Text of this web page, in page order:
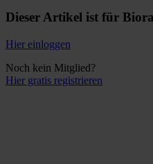
Dieser Artikel ist für
Hier einloggen
Noch kein Mitglied?
Hier gratis registrieren